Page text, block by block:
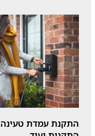
התקנת עמדת טעינה